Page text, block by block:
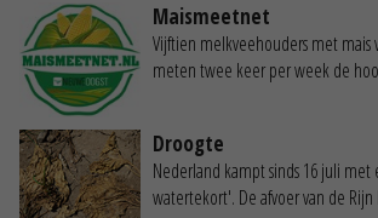
Maismeetnet
Vijftien melkveehouders met mais
meten twee keer per week de
Droogte
Nederland kampt sinds 16 juli
watertekort'. De afvoer van de Rijn